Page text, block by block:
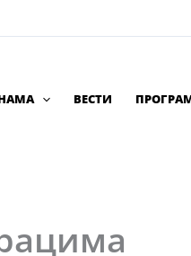
ВЕСТИ